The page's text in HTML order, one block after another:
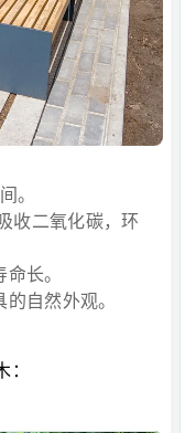
。
收二氧化碳，环
长。
自然外观。